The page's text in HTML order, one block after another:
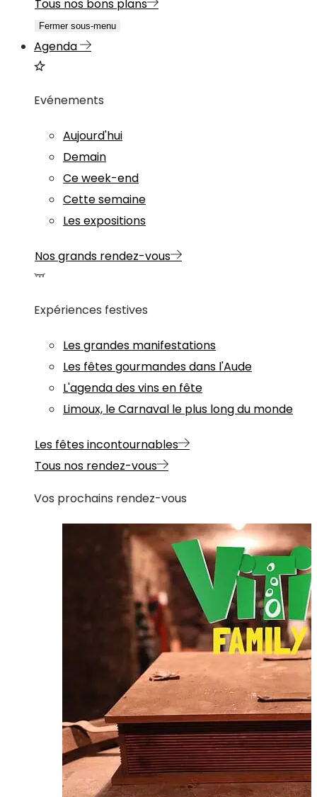
Tous nos bons plans
Fermer sous-menu
Agenda
Evénements
Aujourd'hui
Demain
Ce week-end
Cette semaine
Les expositions
Nos grands rendez-vous
Expériences festives
Les grandes manifestations
Les fêtes gourmandes dans l'Aude
L'agenda des vins en fête
Limoux, le Carnaval le plus long du monde
Les fêtes incontournables
Tous nos rendez-vous
Vos prochains rendez-vous